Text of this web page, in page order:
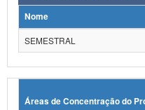
Gabinete de Segurança Institucional
Nome
SEMESTRAL
Áreas de Concentração do